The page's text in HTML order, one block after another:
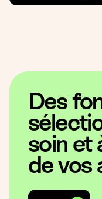
Des
soin et
de vos